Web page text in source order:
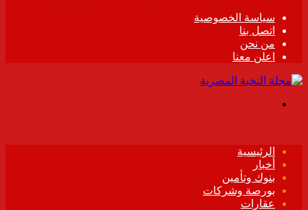
سياسة الخصوصية
اتصل بنا
من نحن
اعلن معنا
الرئيسية
أخبار
بنوك وتأمين
بورصة وشركات
عقارات